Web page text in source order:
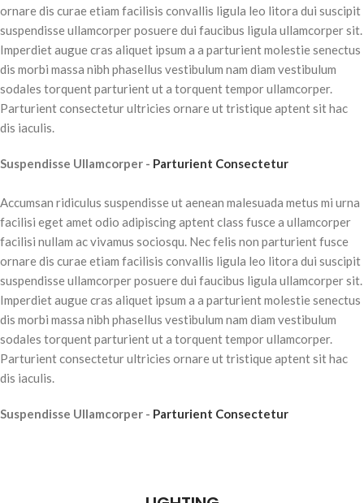
ornare dis curae etiam facilisis convallis ligula leo litora dui suscipit
suspendisse ullamcorper posuere dui faucibus ligula ullamcorper sit.
Imperdiet augue cras aliquet ipsum a a parturient molestie senectus
dis morbi massa nibh phasellus vestibulum nam diam vestibulum
sodales torquent parturient ut a torquent tempor ullamcorper.
Parturient consectetur ultricies ornare ut tristique aptent sit hac
dis iaculis.
Suspendisse Ullamcorper - Parturient Consectetur
Accumsan ridiculus suspendisse ut aenean malesuada metus mi urna
facilisi eget amet odio adipiscing aptent class fusce a ullamcorper
facilisi nullam ac vivamus sociosqu. Nec felis non parturient fusce
ornare dis curae etiam facilisis convallis ligula leo litora dui suscipit
suspendisse ullamcorper posuere dui faucibus ligula ullamcorper sit.
Imperdiet augue cras aliquet ipsum a a parturient molestie senectus
dis morbi massa nibh phasellus vestibulum nam diam vestibulum
sodales torquent parturient ut a torquent tempor ullamcorper.
Parturient consectetur ultricies ornare ut tristique aptent sit hac
dis iaculis.
Suspendisse Ullamcorper - Parturient Consectetur